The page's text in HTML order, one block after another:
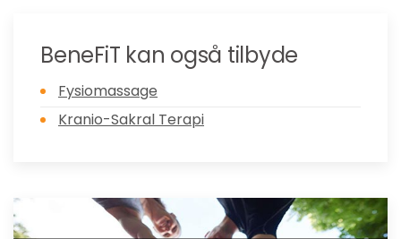
BeneFiT kan også tilbyde
Fysiomassage
Kranio-Sakral Terapi